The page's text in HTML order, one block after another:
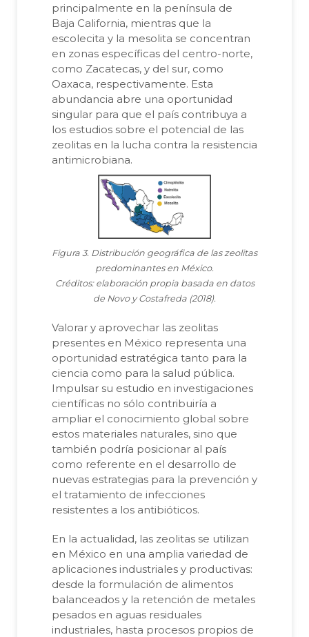
principalmente en la península de
Baja California, mientras que la
escolecita y la mesolita se concentran
en zonas específicas del centro-norte,
como Zacatecas, y del sur, como
Oaxaca, respectivamente. Esta
abundancia abre una oportunidad
singular para que el país contribuya a
los estudios sobre el potencial de las
zeolitas en la lucha contra la resistencia
antimicrobiana.
Figura 3. Distribución geográfica de las zeolitas
predominantes en México.
Créditos: elaboración propia basada en datos
de Novo y Costafreda (2018).
Valorar y aprovechar las zeolitas
presentes en México representa una
oportunidad estratégica tanto para la
ciencia como para la salud pública.
Impulsar su estudio en investigaciones
científicas no sólo contribuiría a
ampliar el conocimiento global sobre
estos materiales naturales, sino que
también podría posicionar al país
como referente en el desarrollo de
nuevas estrategias para la prevención y
el tratamiento de infecciones
resistentes a los antibióticos.
En la actualidad, las zeolitas se utilizan
en México en una amplia variedad de
aplicaciones industriales y productivas:
desde la formulación de alimentos
balanceados y la retención de metales
pesados en aguas residuales
industriales, hasta procesos propios de